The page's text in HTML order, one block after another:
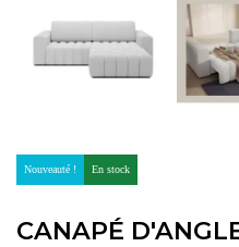
Nouveauté ! En stock
CANAPÉ